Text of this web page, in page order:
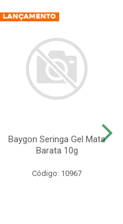
Baygon Seringa Gel Mata
Barata 10g
Código: 10967